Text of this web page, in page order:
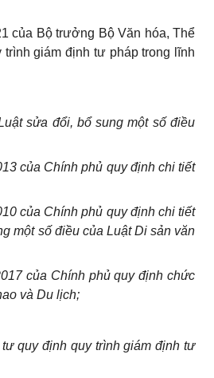
của Bộ trưởng Bộ Văn hóa, Thể
giám định tư pháp trong lĩnh
sửa đổi, bổ sung một số điều
của Chính phủ quy định chi tiết
của Chính phủ quy định chi tiết
một số điều của Luật Di sản văn
của Chính phủ quy định chức
và Du lịch;
quy định quy trình giám định tư